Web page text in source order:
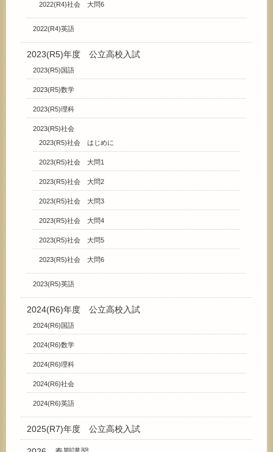
2022(R4)社会 大問6
2022(R4)英語
2023(R5)年度 公立高校入試
2023(R5)国語
2023(R5)数学
2023(R5)理科
2023(R5)社会
2023(R5)社会 はじめに
2023(R5)社会 大問1
2023(R5)社会 大問2
2023(R5)社会 大問3
2023(R5)社会 大問4
2023(R5)社会 大問5
2023(R5)社会 大問6
2023(R5)英語
2024(R6)年度 公立高校入試
2024(R6)国語
2024(R6)数学
2024(R6)理科
2024(R6)社会
2024(R6)英語
2025(R7)年度 公立高校入試